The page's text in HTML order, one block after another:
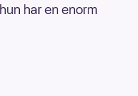
har en enorm